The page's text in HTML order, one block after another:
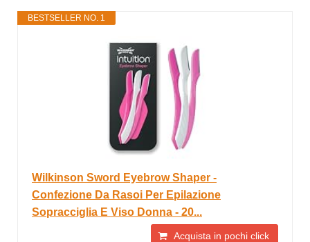
BESTSELLER NO. 1
Wilkinson Sword Eyebrow Shaper -
Confezione Da Rasoi Per Epilazione
Sopracciglia E Viso Donna - 20...
Acquista in pochi click